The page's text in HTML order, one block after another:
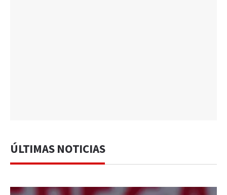
ÚLTIMAS NOTICIAS